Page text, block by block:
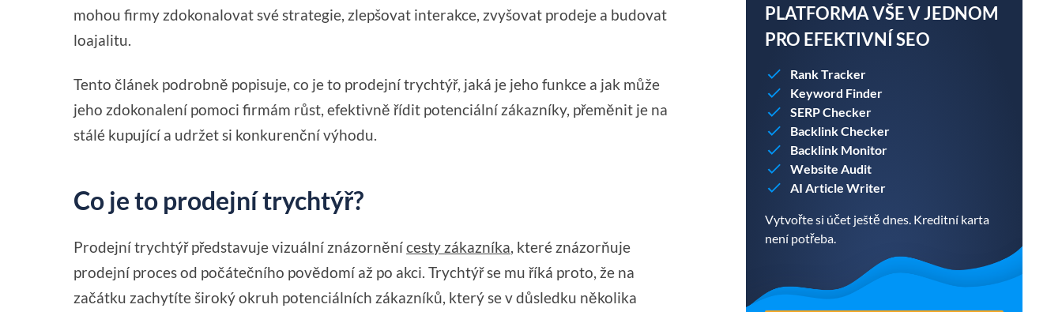
mohou firmy zdokonalovat své strategie, zlepšovat interakce, zvyšovat prodeje a budovat
loajalitu.
Tento článek podrobně popisuje, co je to prodejní trychtýř, jaká je jeho funkce a jak může
jeho zdokonalení pomoci firmám růst, efektivně řídit potenciální zákazníky, přeměnit je na
stálé kupující a udržet si konkurenční výhodu.
Co je to prodejní trychtýř?
Prodejní trychtýř představuje vizuální znázorněnícesty zákazníka , které znázorňuje
prodejní proces od počátečního povědomí až po akci. Trychtýř se mu říká proto, že na
začátku zachytíte široký okruh potenciálních zákazníků, který se v důsledku několika
PLATFORMA VŠE V JEDNOM
PRO EFEKTIVNÍ SEO
Rank Tracker
Keyword Finder
SERP Checker
Backlink Checker
Backlink Monitor
Website Audit
AI Article Writer
Vytvořte si účet ještě dnes. Kreditní karta
není potřeba.